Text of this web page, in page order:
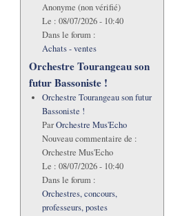
Anonyme (non vérifié)
Le : 08/07/2026 - 10:40
Dans le forum :
Achats - ventes
Orchestre Tourangeau son
futur Bassoniste !
Orchestre Tourangeau son futur
Bassoniste !
ParOrchestre Mus'Echo
Nouveau commentaire de :
Orchestre Mus'Echo
Le : 08/07/2026 - 10:40
Dans le forum :
Orchestres, concours,
professeurs, postes